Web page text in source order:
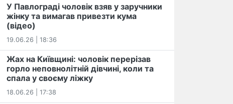
У Павлограді чоловік взяв у заручники
жінку та вимагав привезти кума
(відео)
19.06.26 | 18:36
Жах на Київщині: чоловік перерізав
горло неповнолітній дівчині, коли та
спала у своєму ліжку
18.06.26 | 17:38